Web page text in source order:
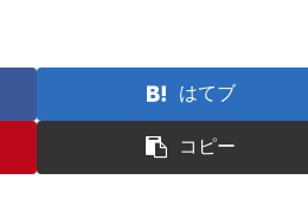
はてブ
コピー